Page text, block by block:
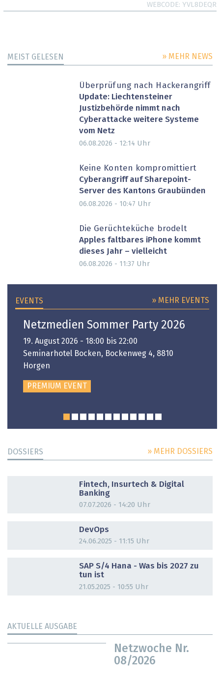
WEBCODE YVL8DEQR
MEIST GELESEN » MEHR NEWS
Überprüfung nach Hackerangriff
Update: Liechtensteiner
Justizbehörde nimmt nach
Cyberattacke weitere Systeme
vom Netz
06.08.2026 - 12:14 Uhr
Keine Konten kompromittiert
Cyberangriff auf Sharepoint-
Server des Kantons Graubünden
06.08.2026 - 10:47 Uhr
Die Gerüchteküche brodelt
Apples faltbares iPhone kommt
dieses Jahr – vielleicht
06.08.2026 - 11:37 Uhr
EVENTS » MEHR EVENTS
Netzmedien Sommer Party 2026
19. August 2026 - 18:00 bis 22:00
Seminarhotel Bocken, Bockenweg 4, 8810
Horgen
PREMIUM EVENT
DOSSIERS » MEHR DOSSIERS
Fintech, Insurtech & Digital
Banking
07.07.2026 - 14:20 Uhr
DevOps
24.06.2025 - 11:15 Uhr
SAP S/4 Hana - Was bis 2027 zu
tun ist
21.05.2025 - 10:55 Uhr
AKTUELLE AUSGABE
Netzwoche Nr.
08/2026